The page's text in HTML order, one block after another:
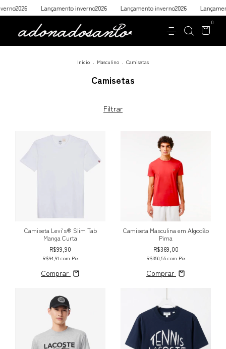
Lançamento inverno2026 Lançamento inverno2026 Lançamento
0
Início . Masculino . Camisetas
Camisetas
Filtrar
Camiseta Levi's® Slim Tab
Manga Curta
R$99,90
R$94,91 com Pix
Comprar
Camiseta Masculina em Algodão
Pima
R$369,00
R$350,55 com Pix
Comprar